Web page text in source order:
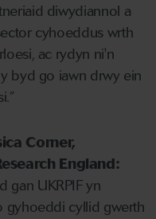
diwydiannol a
cyhoeddus wrth
ac rydyn ni'n
byd go iawn drwy ein
Corner,
England:
gan UKRPIF yn
gyhoeddi cyllid gwerth